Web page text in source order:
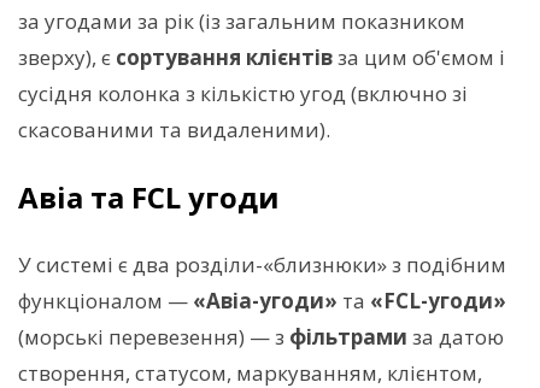
за угодами за рік (із загальним показником
зверху), є сортування клієнтівза цим об'ємом і
сусідня колонка з кількістю угод (включно зі
скасованими та видаленими).
Авіа та FCL угоди
У системі є два розділи-«близнюки» з подібним
функціоналом — «Авіа-угоди» та «FCL-угоди»
(морські перевезення) — з фільтрами за датою
створення, статусом, маркуванням, клієнтом,